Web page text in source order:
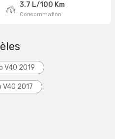
3.7 L/100 Km
Consommation
V40 2019
V40 2017